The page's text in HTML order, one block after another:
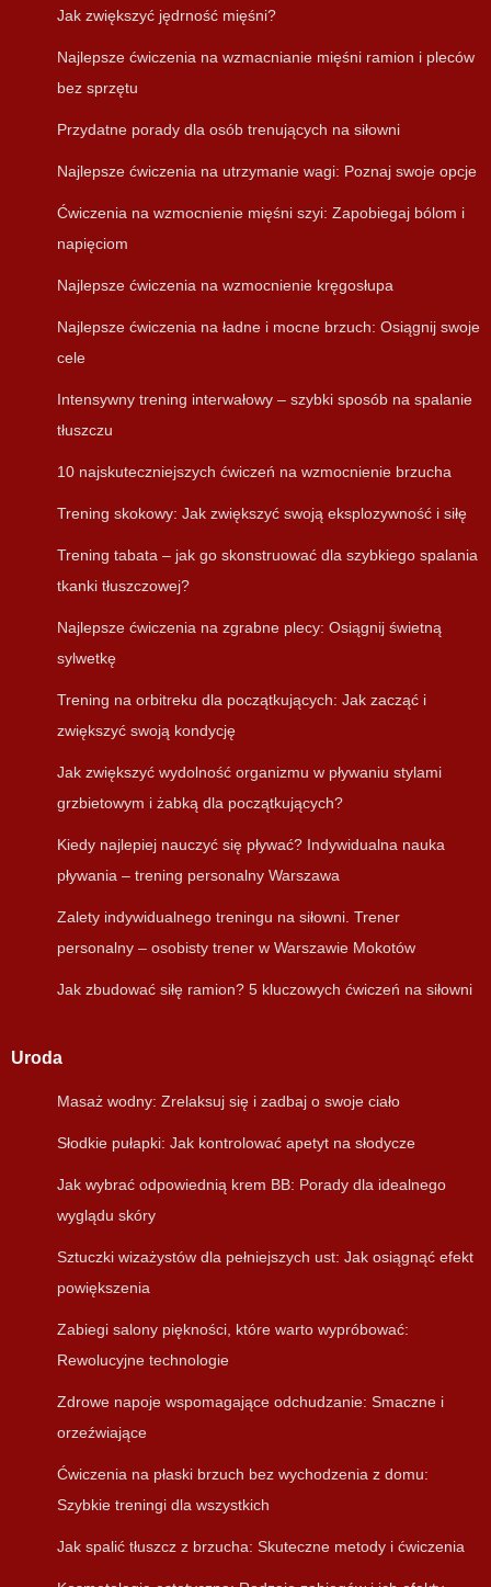
Jak zwiększyć jędrność mięśni?
Najlepsze ćwiczenia na wzmacnianie mięśni ramion i pleców
bez sprzętu
Przydatne porady dla osób trenujących na siłowni
Najlepsze ćwiczenia na utrzymanie wagi: Poznaj swoje opcje
Ćwiczenia na wzmocnienie mięśni szyi: Zapobiegaj bólom i
napięciom
Najlepsze ćwiczenia na wzmocnienie kręgosłupa
Najlepsze ćwiczenia na ładne i mocne brzuch: Osiągnij swoje
cele
Intensywny trening interwałowy – szybki sposób na spalanie
tłuszczu
10 najskuteczniejszych ćwiczeń na wzmocnienie brzucha
Trening skokowy: Jak zwiększyć swoją eksplozywność i siłę
Trening tabata – jak go skonstruować dla szybkiego spalania
tkanki tłuszczowej?
Najlepsze ćwiczenia na zgrabne plecy: Osiągnij świetną
sylwetkę
Trening na orbitreku dla początkujących: Jak zacząć i
zwiększyć swoją kondycję
Jak zwiększyć wydolność organizmu w pływaniu stylami
grzbietowym i żabką dla początkujących?
Kiedy najlepiej nauczyć się pływać? Indywidualna nauka
pływania – trening personalny Warszawa
Zalety indywidualnego treningu na siłowni. Trener
personalny – osobisty trener w Warszawie Mokotów
Jak zbudować siłę ramion? 5 kluczowych ćwiczeń na siłowni
Uroda
Masaż wodny: Zrelaksuj się i zadbaj o swoje ciało
Słodkie pułapki: Jak kontrolować apetyt na słodycze
Jak wybrać odpowiednią krem BB: Porady dla idealnego
wyglądu skóry
Sztuczki wizażystów dla pełniejszych ust: Jak osiągnąć efekt
powiększenia
Zabiegi salony piękności, które warto wypróbować:
Rewolucyjne technologie
Zdrowe napoje wspomagające odchudzanie: Smaczne i
orzeźwiające
Ćwiczenia na płaski brzuch bez wychodzenia z domu:
Szybkie treningi dla wszystkich
Jak spalić tłuszcz z brzucha: Skuteczne metody i ćwiczenia